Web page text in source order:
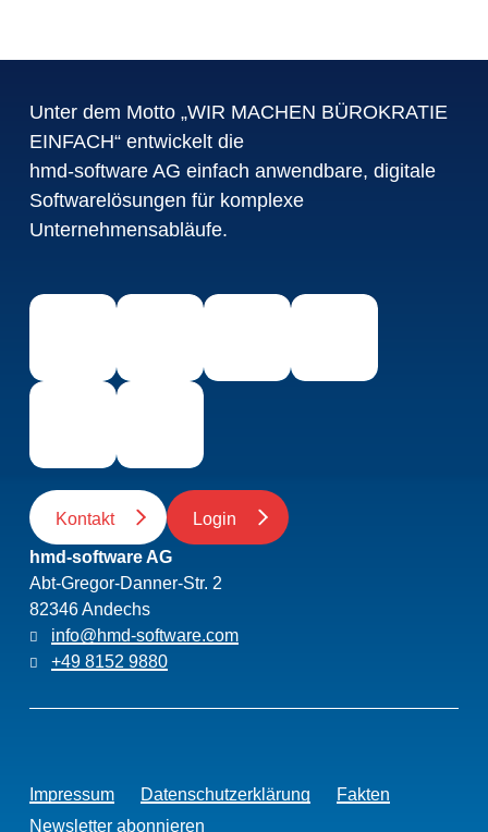
Unter dem Motto „WIR MACHEN BÜROKRATIE
EINFACH“ entwickelt die
hmd-software AG einfach anwendbare, digitale
Softwarelösungen für komplexe
Unternehmensabläufe.
Kontakt Login
hmd-software AG
Abt-Gregor-Danner-Str. 2
82346 Andechs
info@hmd-software.com
+49 8152 9880
Impressum Datenschutzerklärung
Fakten
Newsletter abonnieren